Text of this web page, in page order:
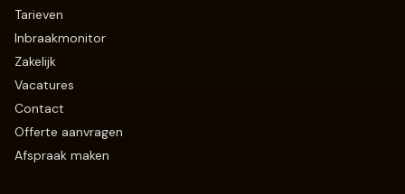
Tarieven
Inbraakmonitor
Zakelijk
Vacatures
Contact
Offerte aanvragen
Afspraak maken